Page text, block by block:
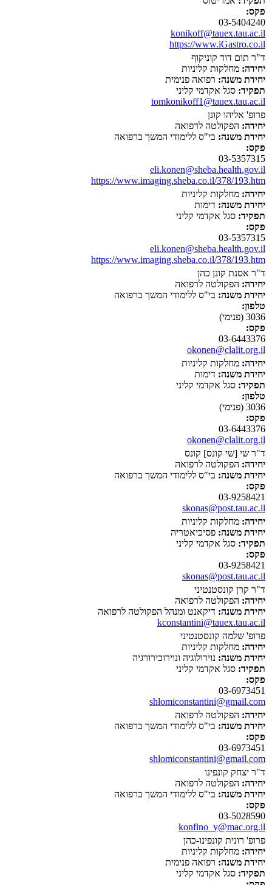
פקס:
03-5404240
konikoff@tauex.tau.ac.il
https://www.iGastro.co.il
ד"ר תום דוד קוניקוף
יחידה: מחלקות קליניות
יחידת משנה: רפואה פנימית
תפקיד: סגל אקדמי קליני
tomkonikoff1@tauex.tau.ac.il
פרופ' אליהו קונן
יחידה: הפקולטה לרפואה
יחידת משנה: בי"ס ללימודי המשך ברפואה
פקס:
03-5357315
eli.konen@sheba.health.gov.il
https://www.imaging.sheba.co.il/378/193.htm
יחידה: מחלקות קליניות
יחידת משנה: דימות
תפקיד: סגל אקדמי קליני
פקס:
03-5357315
eli.konen@sheba.health.gov.il
https://www.imaging.sheba.co.il/378/193.htm
ד"ר אסנת קונן כהן
יחידה: הפקולטה לרפואה
יחידת משנה: בי"ס ללימודי המשך ברפואה
טלפון:
3036 (פנימי)
פקס:
03-6443376
okonen@clalit.org.il
יחידה: מחלקות קליניות
יחידת משנה: דימות
תפקיד: סגל אקדמי קליני
טלפון:
3036 (פנימי)
פקס:
03-6443376
okonen@clalit.org.il
ד"ר שי [שי קונס] קונס
יחידה: הפקולטה לרפואה
יחידת משנה: בי"ס ללימודי המשך ברפואה
פקס:
03-9258421
skonas@post.tau.ac.il
יחידה: מחלקות קליניות
יחידת משנה: פסיכיאטריה
תפקיד: סגל אקדמי קליני
פקס:
03-9258421
skonas@post.tau.ac.il
ד"ר קרן קונסטנטיני
יחידה: הפקולטה לרפואה
יחידת משנה: דיקאנט ומנהל הפקולטה לרפואה
kconstantini@tauex.tau.ac.il
פרופ' שלמה קונסטנטיני
יחידה: מחלקות קליניות
יחידת משנה: נוירולוגיה ונוירוכירורגיה
תפקיד: סגל אקדמי קליני
פקס:
03-6973451
shlomiconstantini@gmail.com
יחידה: הפקולטה לרפואה
יחידת משנה: בי"ס ללימודי המשך ברפואה
פקס:
03-6973451
shlomiconstantini@gmail.com
ד"ר יצחק קונפינו
יחידה: הפקולטה לרפואה
יחידת משנה: בי"ס ללימודי המשך ברפואה
פקס:
03-5028590
konfino_y@mac.org.il
פרופ' רונית קונפינו-כהן
יחידה: מחלקות קליניות
יחידת משנה: רפואה פנימית
תפקיד: סגל אקדמי קליני